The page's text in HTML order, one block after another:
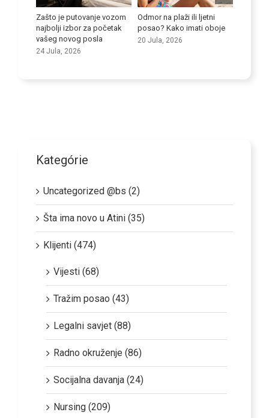
Zašto je putovanje vozom
najbolji izbor za početak
vašeg novog posla
24 Jula, 2026
Odmor na plaži ili ljetni
posao? Kako imati oboje
20 Jula, 2026
Kategórie
Uncategorized @bs (2)
Šta ima novo u Atini (35)
Klijenti (474)
Vijesti (68)
Tražim posao (43)
Legalni savjet (88)
Radno okruženje (86)
Socijalna davanja (24)
Nursing (209)